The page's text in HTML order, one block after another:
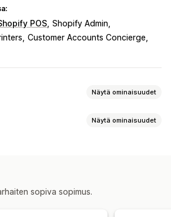
POS Shopify Admin
Customer Accounts Concierge
Näytä ominaisuudet
Näytä ominaisuudet
sopiva sopimus.